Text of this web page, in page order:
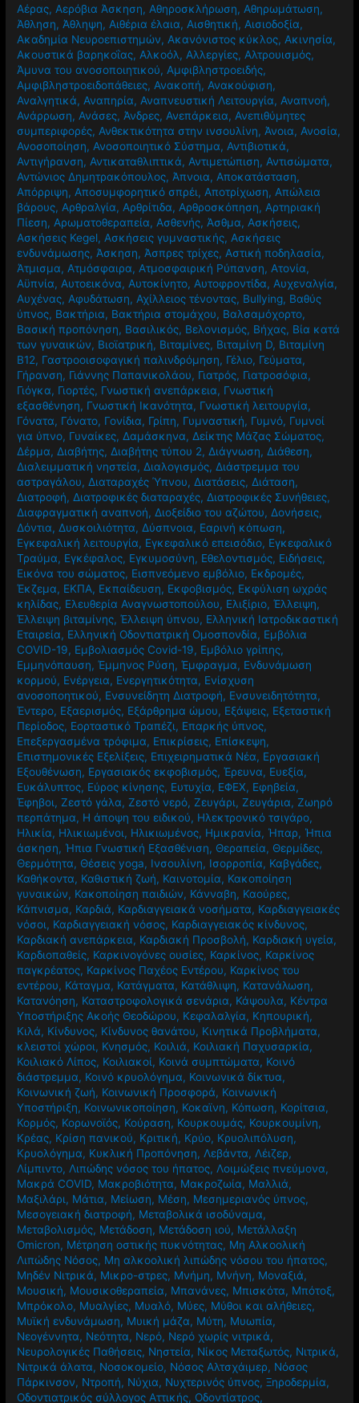
Αέρας, Αερόβια Άσκηση, Αθηροσκλήρωση, Αθηρωμάτωση,
Άθληση, Άθληψη, Αιθέρια έλαια, Αισθητική, Αισιοδοξία,
Ακαδημία Νευροεπιστημών, Ακανόνιστος κύκλος, Ακινησία,
Ακουστικά βαρηκοΐας, Αλκοόλ, Αλλεργίες, Αλτρουισμός,
Άμυνα του ανοσοποιητικού, Αμφιβληστροειδής,
Αμφιβληστροειδοπάθειες, Ανακοπή, Ανακούφιση,
Αναλγητικά, Αναπηρία, Αναπνευστική Λειτουργία, Αναπνοή,
Ανάρρωση, Ανάσες, Άνδρες, Ανεπάρκεια, Ανεπιθύμητες
συμπεριφορές, Ανθεκτικότητα στην ινσουλίνη, Άνοια, Ανοσία,
Ανοσοποίηση, Ανοσοποιητικό Σύστημα, Αντιβιοτικά,
Αντιγήρανση, Αντικαταθλιπτικά, Αντιμετώπιση, Αντισώματα,
Αντώνιος Δημητρακόπουλος, Άπνοια, Αποκατάσταση,
Απόρριψη, Αποσυμφορητικό σπρέι, Αποτρίχωση, Απώλεια
βάρους, Αρθραλγία, Αρθρίτιδα, Αρθροσκόπηση, Αρτηριακή
Πίεση, Αρωματοθεραπεία, Ασθενής, Άσθμα, Ασκήσεις,
Ασκήσεις Kegel, Ασκήσεις γυμναστικής, Ασκήσεις
ενδυνάμωσης, Άσκηση, Άσπρες τρίχες, Αστική ποδηλασία,
Άτμισμα, Ατμόσφαιρα, Ατμοσφαιρική Ρύπανση, Ατονία,
Αϋπνία, Αυτοεικόνα, Αυτοκίνητο, Αυτοφροντίδα, Αυχεναλγία,
Αυχένας, Αφυδάτωση, Αχίλλειος τένοντας, Βullying, Βαθύς
ύπνος, Βακτήρια, Βακτήρια στομάχου, Βαλσαμόχορτο,
Βασική προπόνηση, Βασιλικός, Βελονισμός, Βήχας, Βία κατά
των γυναικών, Βιοϊατρική, Βιταμίνες, Βιταμίνη D, Βιταμίνη
Β12, Γαστροοισοφαγική παλινδρόμηση, Γέλιο, Γεύματα,
Γήρανση, Γιάννης Παπανικολάου, Γιατρός, Γιατροσόφια,
Γιόγκα, Γιορτές, Γνωστική ανεπάρκεια, Γνωστική
εξασθένηση, Γνωστική Ικανότητα, Γνωστική λειτουργία,
Γόνατα, Γόνατο, Γονίδια, Γρίπη, Γυμναστική, Γυμνό, Γυμνοί
για ύπνο, Γυναίκες, Δαμάσκηνα, Δείκτης Μάζας Σώματος,
Δέρμα, Διαβήτης, Διαβήτης τύπου 2, Διάγνωση, Διάθεση,
Διαλειμματική νηστεία, Διαλογισμός, Διάστρεμμα του
αστραγάλου, Διαταραχές Ύπνου, Διατάσεις, Διάταση,
Διατροφή, Διατροφικές διαταραχές, Διατροφικές Συνήθειες,
Διαφραγματική αναπνοή, Διοξείδιο του αζώτου, Δονήσεις,
Δόντια, Δυσκοιλιότητα, Δύσπνοια, Εαρινή κόπωση,
Εγκεφαλική λειτουργία, Εγκεφαλικό επεισόδιο, Εγκεφαλικό
Τραύμα, Εγκέφαλος, Εγκυμοσύνη, Εθελοντισμός, Ειδήσεις,
Εικόνα του σώματος, Εισπνεόμενο εμβόλιο, Εκδρομές,
Έκζεμα, ΕΚΠΑ, Εκπαίδευση, Εκφοβισμός, Εκφύλιση ωχράς
κηλίδας, Ελευθερία Αναγνωστοπούλου, Ελιξίριο,Έλλειψη,
Έλλειψη βιταμίνης,Έλλειψη ύπνου, Ελληνική Ιατροδικαστική
Εταιρεία, Ελληνική Οδοντιατρική Ομοσπονδία, Εμβόλια
COVID-19, Εμβολιασμός Covid-19, Εμβόλιο γρίπης,
Εμμηνόπαυση,Έμμηνος Ρύση,Έμφραγμα, Ενδυνάμωση
κορμού, Ενέργεια, Ενεργητικότητα, Ενίσχυση
ανοσοποητικού, Ενσυνείδητη Διατροφή, Ενσυνειδητότητα,
Έντερο, Εξαερισμός, Εξάρθρημα ώμου, Εξάψεις, Εξεταστική
Περίοδος, Εορταστικό Τραπέζι, Επαρκής ύπνος,
Επεξεργασμένα τρόφιμα, Επικρίσεις, Επίσκεψη,
Επιστημονικές Εξελίξεις, Επιχειρηματικά Νέα, Εργασιακή
Εξουθένωση, Εργασιακός εκφοβισμός,Έρευνα, Ευεξία,
Ευκάλυπτος, Εύρος κίνησης, Ευτυχία, ΕΦΕΧ, Εφηβεία,
Έφηβοι,Ζεστό γάλα,Ζεστό νερό,Ζευγάρι,Ζευγάρια,Ζωηρό
περπάτημα, Η άποψη του ειδικού, Ηλεκτρονικό τσιγάρο,
Ηλικία, Ηλικιωμένοι, Ηλικιωμένος, Ημικρανία, Ήπαρ, Ήπια
άσκηση, Ήπια Γνωστική Εξασθένιση, Θεραπεία, Θερμίδες,
Θερμότητα, Θέσεις yoga, Ινσουλίνη, Ισορροπία, Καβγάδες,
Καθήκοντα, Καθιστική ζωή, Καινοτομία, Κακοποίηση
γυναικών, Κακοποίηση παιδιών, Κάνναβη, Καούρες,
Κάπνισμα, Καρδιά, Καρδιαγγειακά νοσήματα, Καρδιαγγειακές
νόσοι, Καρδιαγγειακή νόσος, Καρδιαγγειακός κίνδυνος,
Καρδιακή ανεπάρκεια, Καρδιακή Προσβολή, Καρδιακή υγεία,
Καρδιοπαθείς, Καρκινογόνες ουσίες, Καρκίνος, Καρκίνος
παγκρέατος, Καρκίνος Παχέος Εντέρου, Καρκίνος του
εντέρου, Κάταγμα, Κατάγματα, Κατάθλιψη, Κατανάλωση,
Κατανόηση, Καταστροφολογικά σενάρια, Κάψουλα, Κέντρα
Υποστήριξης Ακοής Θεοδώρου, Κεφαλαλγία, Κηπουρική,
Κιλά, Κίνδυνος, Κίνδυνος θανάτου, Κινητικά Προβλήματα,
κλειστοί χώροι, Κνησμός, Κοιλιά, Κοιλιακή Παχυσαρκία,
Κοιλιακό Λίπος, Κοιλιακοί, Κοινά συμπτώματα, Κοινό
διάστρεμμα, Κοινό κρυολόγημα, Κοινωνικά δίκτυα,
Κοινωνική ζωή, Κοινωνική Προσφορά, Κοινωνική
Υποστήριξη, Κοινωνικοποίηση, Κοκαϊνη, Κόπωση, Κορίτσια,
Κορμός, Κορωνοϊός, Κούραση, Κουρκουμάς, Κουρκουμίνη,
Κρέας, Κρίση πανικού, Κριτική, Κρύο, Κρυολιπόλυση,
Κρυολόγημα, Κυκλική Προπόνηση, Λεβάντα, Λέιζερ,
Λίμπιντο, Λιπώδης νόσος του ήπατος, Λοιμώξεις πνεύμονα,
Μακρά COVID, Μακροβιότητα, Μακροζωία, Μαλλιά,
Μαξιλάρι, Μάτια, Μείωση, Μέση, Μεσημεριανός ύπνος,
Μεσογειακή διατροφή, Μεταβολικά ισοδύναμα,
Μεταβολισμός, Μετάδοση, Μετάδοση ιού, Μετάλλαξη
Omicron, Μέτρηση οστικής πυκνότητας, Μη Αλκοολική
Λιπώδης Νόσος, Μη αλκοολική λιπώδης νόσου του ήπατος,
Μηδέν Νιτρικά, Μικρο-στρες, Μνήμη, Μνήνη, Μοναξιά,
Μουσική, Μουσικοθεραπεία, Μπανάνες, Μπισκότα, Μπότοξ,
Μπρόκολο, Μυαλγίες, Μυαλό, Μύες, Μύθοι και αλήθειες,
Μυϊκή ενδυνάμωση, Μυική μάζα, Μύτη, Μυωπία,
Νεογέννητα, Νεότητα, Νερό, Νερό χωρίς νιτρικά,
Νευρολογικές Παθήσεις, Νηστεία, Νίκος Μεταξωτός, Νιτρικά,
Νιτρικά άλατα, Νοσοκομείο, Νόσος Αλτσχάιμερ, Νόσος
Πάρκινσον, Ντροπή, Νύχια, Νυχτερινός ύπνος,Ξηροδερμία,
Οδοντιατρικός σύλλογος Αττικής, Οδοντίατρος,